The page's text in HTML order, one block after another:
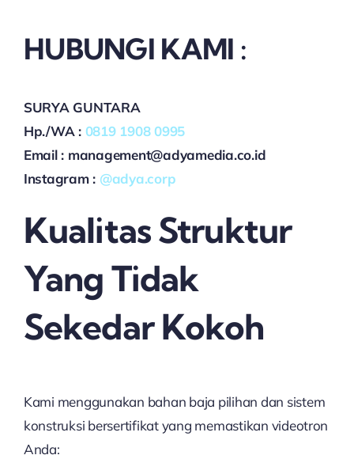
HUBUNGI KAMI :
SURYA GUNTARA
Hp./WA : 0819 1908 0995
Email : management@adyamedia.co.id
Instagram : @adya.corp
Kualitas Struktur
Yang Tidak
Sekedar Kokoh
Kami menggunakan bahan baja pilihan dan sistem
konstruksi bersertifikat yang memastikan videotron
Anda: